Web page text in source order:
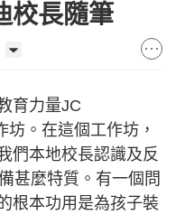
校長隨筆
育力量JC
。在這個工作坊，
們本地校長認識及反
甚麼特質。有一個問
根本功用是為孩子裝